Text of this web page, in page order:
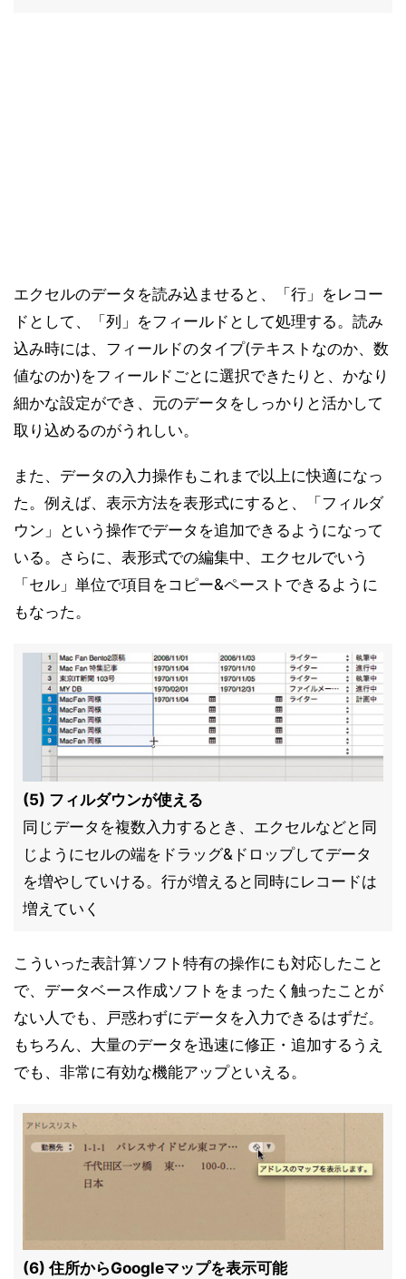
エクセルのデータを読み込ませると、「行」をレコー
ドとして、「列」をフィールドとして処理する。読み
込み時には、フィールドのタイプ(テキストなのか、数
値なのか)をフィールドごとに選択できたりと、かなり
細かな設定ができ、元のデータをしっかりと活かして
取り込めるのがうれしい。
また、データの入力操作もこれまで以上に快適になっ
た。例えば、表示方法を表形式にすると、「フィルダ
ウン」という操作でデータを追加できるようになって
いる。さらに、表形式での編集中、エクセルでいう
「セル」単位で項目をコピー&ペーストできるように
もなった。
(5) フィルダウンが使える
同じデータを複数入力するとき、エクセルなどと同
じようにセルの端をドラッグ&ドロップしてデータ
を増やしていける。行が増えると同時にレコードは
増えていく
こういった表計算ソフト特有の操作にも対応したこと
で、データベース作成ソフトをまったく触ったことが
ない人でも、戸惑わずにデータを入力できるはずだ。
もちろん、大量のデータを迅速に修正・追加するうえ
でも、非常に有効な機能アップといえる。
(6) 住所からGoogleマップを表示可能